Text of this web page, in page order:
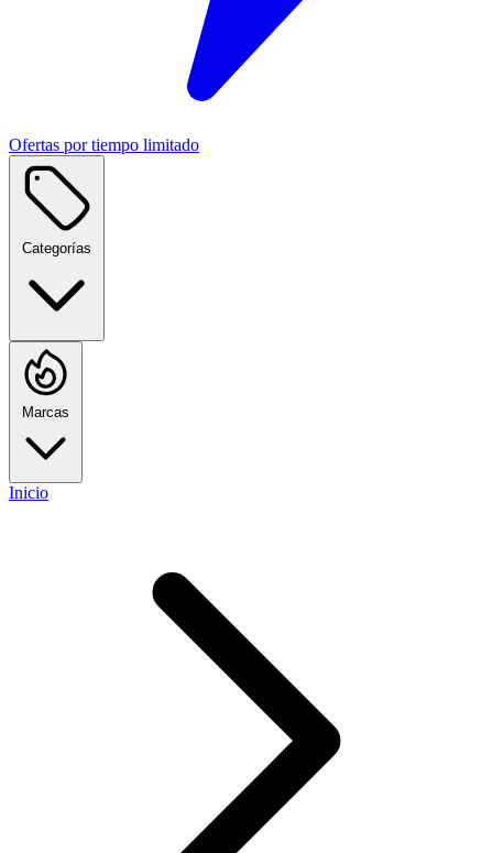
Ofertas por tiempo limitado
Categorías
Marcas
Inicio